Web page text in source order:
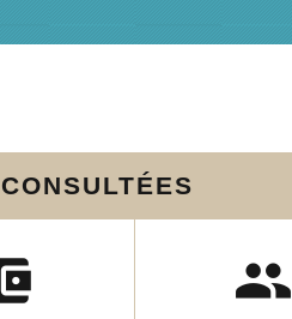
group